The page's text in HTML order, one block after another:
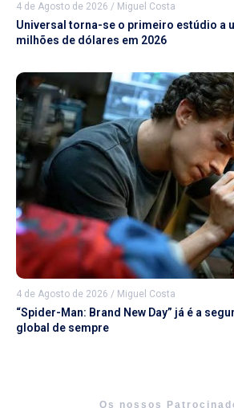
4 de Agosto de 2026 / Miguel Costa
Universal torna-se o primeiro estúdio a
milhões de dólares em 2026
4 de Agosto de 2026 / Miguel Costa
“Spider-Man: Brand New Day” já é a
global de sempre
Os nossos